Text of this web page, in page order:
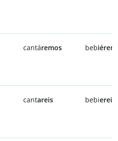
cantáremos beb
cantareis bebiereis